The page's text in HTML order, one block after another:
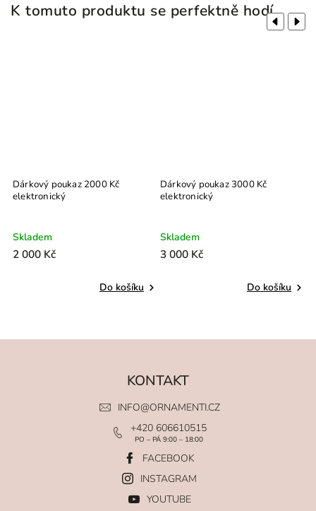
K tomuto produktu se perfektně hodí
Previous
Dárkový poukaz 2000 Kč
elektronický
Skladem
2 000 Kč
Do košíku
Dárkový poukaz 3000 Kč
elektronický
Skladem
3 000 Kč
Do košíku
Next
KONTAKT
INFO@ORNAMENTI.CZ
+420 606610515
PO – PÁ 9:00 – 18:00
FACEBOOK
INSTAGRAM
YOUTUBE